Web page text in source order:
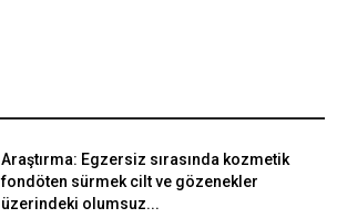
Araştırma: Egzersiz sırasında kozmetik
fondöten sürmek cilt ve gözenekler
üzerindeki olumsuz...